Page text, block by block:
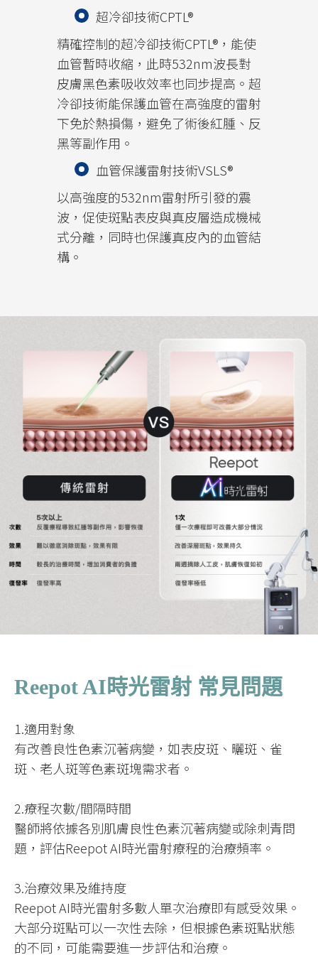
超冷卻技術CPTL®
精確控制的超冷卻技術CPTL®，能使
血管暫時收縮，此時532nm波長對
皮膚黑色素吸收效率也同步提高。超
冷卻技術能保護血管在高強度的雷射
下免於熱損傷，避免了術後紅腫、反
黑等副作用。
血管保護雷射技術VSLS®
以高強度的532nm雷射所引發的震
波，促使斑點表皮與真皮層造成機械
式分離，同時也保護真皮內的血管結
構。
Reepot AI時光雷射 常見問題
1.適用對象
有改善良性色素沉著病變，如表皮斑、曬斑、雀
斑、老人斑等色素斑塊需求者。
2.療程次數/間隔時間
醫師將依據各別肌膚良性色素沉著病變或除刺青問
題，評估Reepot AI時光雷射療程的治療頻率。
3.治療效果及維持度
Reepot AI時光雷射多數人單次治療即有感受效果。
大部分斑點可以一次性去除，但根據色素斑點狀態
的不同，可能需要進一步評估和治療。